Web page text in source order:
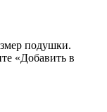
подушки.
«Добавить в